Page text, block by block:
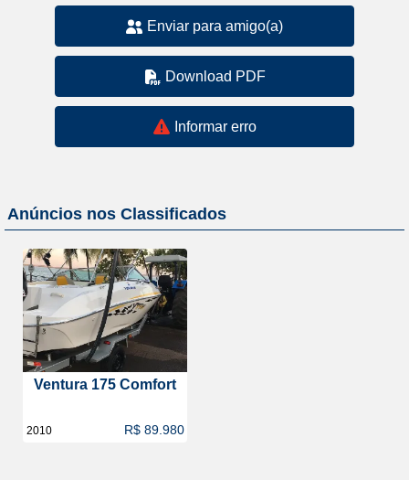
Enviar para amigo(a)
Download PDF
Informar erro
Anúncios nos Classificados
Ventura 175 Comfort
2010 R$ 89.980